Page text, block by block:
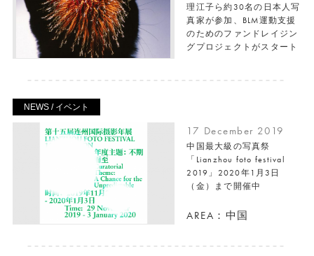
理江子ら約30名の日本人写
真家が参加、BLM運動支援
のためのファンドレイジン
グプロジェクトがスタート
NEWS / イベント
17 December 2019
中国最大級の写真祭
「Lianzhou foto festival
2019」2020年1月3日
（金）まで開催中
AREA：中国